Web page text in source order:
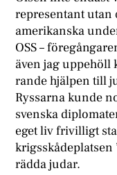
representant utan
amerikanska
OSS –
även jag uppehöll
rande hjälpen till
Ryssarna kunde
svenska
eget liv frivilligt
krigsskådeplatsen
rädda judar.